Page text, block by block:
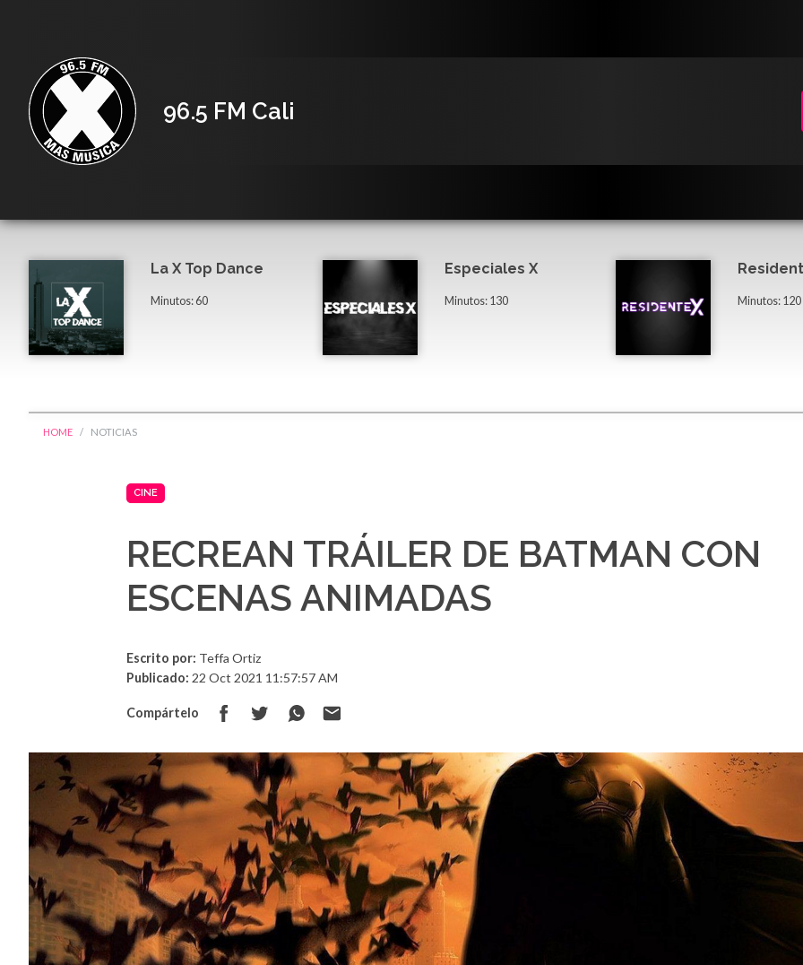
96.5 FM Cali
La X Top Dance
Minutos: 60
Especiales X
Minutos: 130 Minutos: 120
HOME NOTICIAS
CINE
RECREAN TRÁILER DE BATMAN CON
ESCENAS ANIMADAS
Escrito por: Teffa Ortiz
Publicado: 22 Oct 2021 11:57:57 AM
Compártelo